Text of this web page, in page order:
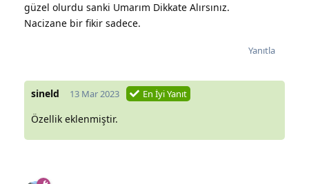
güzel olurdu sanki Umarım Dikkate Alırsınız.
Nacizane bir fikir sadece.
Yanıtla
sineld 13 Mar 2023 En İyi Yanıt
Özellik eklenmiştir.